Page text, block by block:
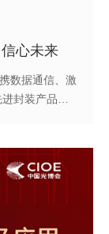
心未来
数据通信、激
封装产品亮